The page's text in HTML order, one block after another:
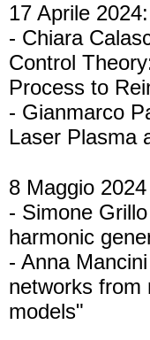
17 Aprile 2024:
- Chiara
Control
Process to
- Gianmarco
Laser Plasma
8 Maggio 2024
- Simone
harmonic
- Anna
networks from
models"